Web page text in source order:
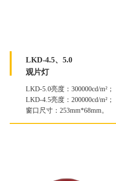
LKD-4.5、5.0
观片灯
LKD-5.0亮度：300000cd/m²；
LKD-4.5亮度：200000cd/m²；
窗口尺寸：253mm*68mm。